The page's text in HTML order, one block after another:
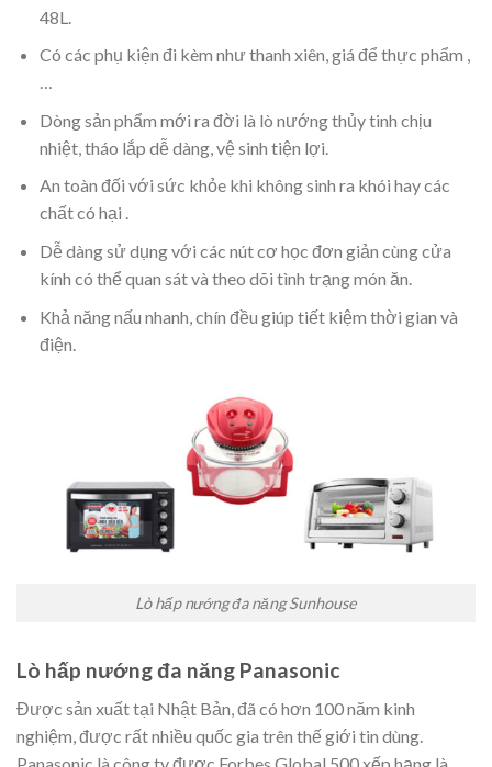
48L.
Có các phụ kiện đi kèm như thanh xiên, giá để thực phẩm ,
…
Dòng sản phẩm mới ra đời là lò nướng thủy tinh chịu
nhiệt, tháo lắp dễ dàng, vệ sinh tiện lợi.
An toàn đối với sức khỏe khi không sinh ra khói hay các
chất có hại .
Dễ dàng sử dụng với các nút cơ học đơn giản cùng cửa
kính có thể quan sát và theo dõi tình trạng món ăn.
Khả năng nấu nhanh, chín đều giúp tiết kiệm thời gian và
điện.
Lò hấp nướng đa năng Sunhouse
Lò hấp nướng đa năng Panasonic
Được sản xuất tại Nhật Bản, đã có hơn 100 năm kinh
nghiệm, được rất nhiều quốc gia trên thế giới tin dùng.
Panasonic là công ty được Forbes Global 500 xếp hạng là